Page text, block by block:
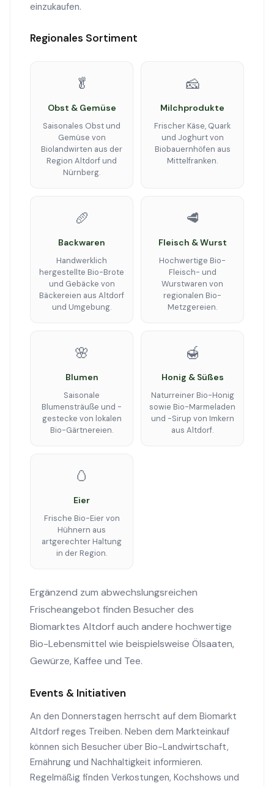
einzukaufen.
Regionales Sortiment
🥬
Obst & Gemüse
Saisonales Obst und
Gemüse von
Biolandwirten aus der
Region Altdorf und
Nürnberg.
🧀
Milchprodukte
Frischer Käse, Quark
und Joghurt von
Biobauernhöfen aus
Mittelfranken.
🥖
Backwaren
Handwerklich
hergestellte Bio-Brote
und Gebäcke von
Bäckereien aus Altdorf
und Umgebung.
🥩
Fleisch & Wurst
Hochwertige Bio-
Fleisch- und
Wurstwaren von
regionalen Bio-
Metzgereien.
🌸
Blumen
Saisonale
Blumensträuße und -
gestecke von lokalen
Bio-Gärtnereien.
🍯
Honig & Süßes
Naturreiner Bio-Honig
sowie Bio-Marmeladen
und -Sirup von Imkern
aus Altdorf.
🥚
Eier
Frische Bio-Eier von
Hühnern aus
artgerechter Haltung
in der Region.
Ergänzend zum abwechslungsreichen
Frischeangebot finden Besucher des
Biomarktes Altdorf auch andere hochwertige
Bio-Lebensmittel wie beispielsweise Ölsaaten,
Gewürze, Kaffee und Tee.
Events & Initiativen
An den Donnerstagen herrscht auf dem Biomarkt
Altdorf reges Treiben. Neben dem Markteinkauf
können sich Besucher über Bio-Landwirtschaft,
Ernährung und Nachhaltigkeit informieren.
Regelmäßig finden Verkostungen, Kochshows und